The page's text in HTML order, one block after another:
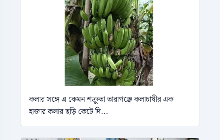
কলার সঙ্গে এ কেমন শক্রুতা তারাগঞ্জে কলাচাষীর এক
হাজার কলার ছড়ি কেটে দি...